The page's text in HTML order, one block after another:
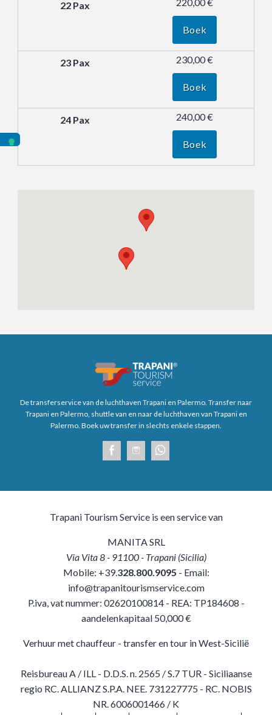
220,00 €
Boek
230,00 €
Boek
240,00 €
Boek
De transferservice van de luchthaven Trapani en Palermo. Transfer naar
Trapani en Palermo, shuttle van en naar de luchthaven van Trapani en
Palermo. Boek uw transfer in slechts enkele stappen.
Trapani Tourism Service is een service van
MANITA SRL
Via Vita 8- 91100- Trapani(Sicilia)
Mobile: +39.328.800.9095 - Email:
info@trapanitourismservice.com
P.iva, vat nummer: 02620100814- REA: TP184608 -
aandelenkapitaal 50,000 €
Verhuur met chauffeur - transfer en tour in West-Sicilië
Reisbureau A / ILL - D.D.S. n. 2565 / S.7 TUR - Siciliaanse
regio RC. ALLIANZ S.P.A. NEE. 731227775 - RC. NOBIS
NR. 6006001466 / K